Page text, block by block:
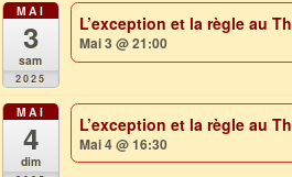
MAI
3
sam
2025
L’exception et la règle au
Mai 3 @ 21:00
MAI
4
dim
L’exception et la règle au
Mai 4 @ 16:30